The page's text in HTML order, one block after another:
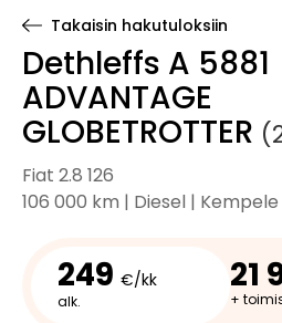
Takaisin hakutuloksiin
Dethleffs A 5881
ADVANTAGE
GLOBETROTTER
Fiat 2.8 126
106 000 km | Diesel | Kempele
249 €/kk
alk.
21
+